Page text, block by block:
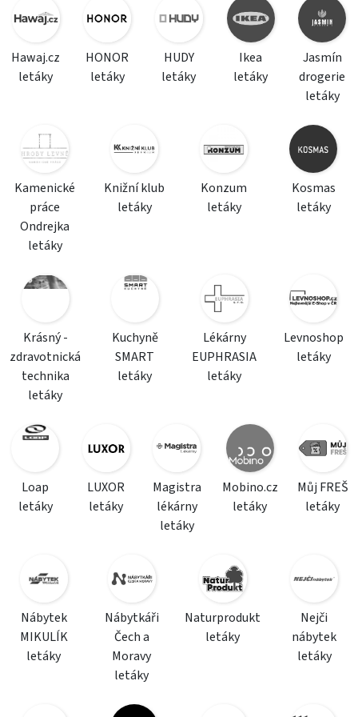
Hawaj.cz
letáky
HONOR
letáky
HUDY
letáky
Ikea
letáky
Jasmín
drogerie
letáky
Kamenické
práce
Ondrejka
letáky
Knižní klub
letáky
Konzum
letáky
Kosmas
letáky
Krásný -
zdravotnická
technika
letáky
Kuchyně
SMART
letáky
Lékárny
EUPHRASIA
letáky
Levnoshop
letáky
Loap
letáky
LUXOR
letáky
Magistra
lékárny
letáky
Mobino.cz
letáky
Můj FREŠ
letáky
Nábytek
MIKULÍK
letáky
Nábytkáři
Čech a
Moravy
letáky
Naturprodukt
letáky
Nejči
nábytek
letáky